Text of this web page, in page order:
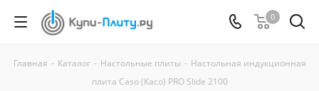
0
Главная - Каталог - Настольные плиты - Настольная индукционная
плита Caso (Касо) PRO Slide 2100